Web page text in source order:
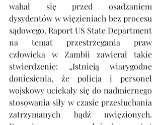
wahał się przed osadzaniem
dysydentów w więzieniach bez procesu
sądowego. Raport US State Department
na temat przestrzegania praw
człowieka w Zambii zawierał takie
stwierdzenie: „Istnieją wiarygodne
doniesienia, że policja i personel
wojskowy uciekały się do nadmiernego
stosowania siły w czasie przesłuchania
zatrzymanych bądź uwięzionych.